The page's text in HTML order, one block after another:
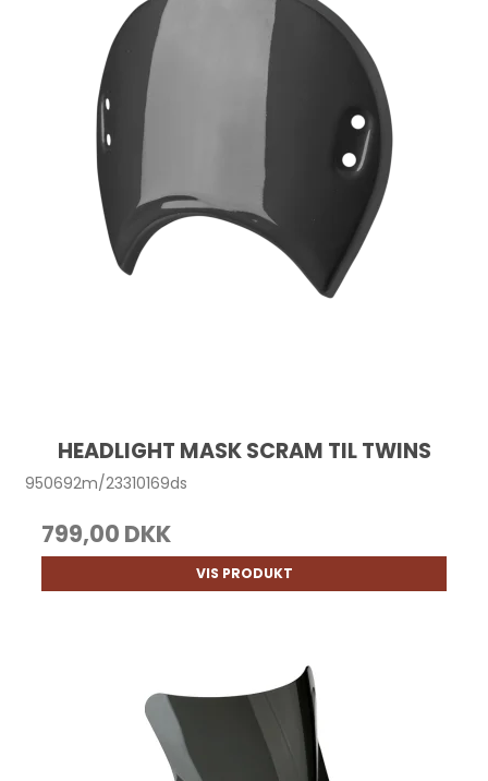
HEADLIGHT MASK SCRAM TIL TWINS
950692m/23310169ds
799,00 DKK
VIS PRODUKT